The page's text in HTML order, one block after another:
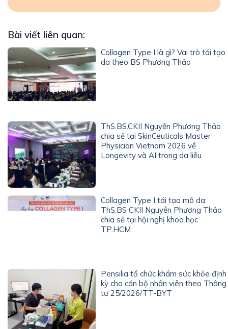
Bài viết liên quan:
Collagen Type I là gì? Vai trò tái tạo
da theo BS Phương Thảo
ThS.BS.CKII Nguyễn Phương Thảo
chia sẻ tại SkinCeuticals Master
Physician Vietnam 2026 về
Longevity và AI trong da liễu
Collagen Type I tái tạo mô da:
ThS.BS CKII Nguyễn Phương Thảo
chia sẻ tại hội nghị khoa học
TP.HCM
Pensilia tổ chức khám sức khỏe định
kỳ cho cán bộ nhân viên theo Thông
tư 25/2026/TT-BYT